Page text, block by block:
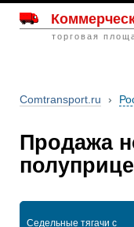
торговая
Comtransport.ru ›
Продажа
Седельные тягачи с